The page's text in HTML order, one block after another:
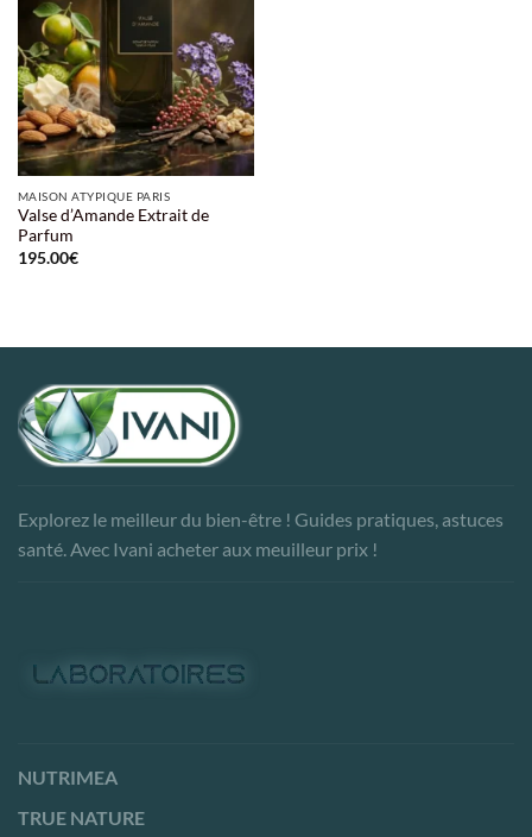
MAISON ATYPIQUE PARIS
Valse d’Amande Extrait de
Parfum
195.00€
Explorez le meilleur du bien-être ! Guides pratiques, astuces
santé. Avec Ivani acheter aux meuilleur prix !
NUTRIMEA
TRUE NATURE